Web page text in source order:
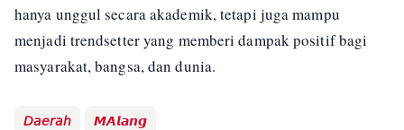
hanya unggul secara akademik, tetapi juga mampu
menjadi trendsetter yang memberi dampak positif bagi
masyarakat, bangsa, dan dunia.
𝘋𝘢𝘦𝘳𝘢𝘩 𝙈𝘼𝙡𝙖𝙣𝙜